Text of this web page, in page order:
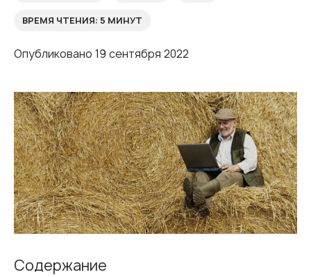
ВРЕМЯ ЧТЕНИЯ: 5 МИНУТ
Опубликовано 19 сентября 2022
Содержание